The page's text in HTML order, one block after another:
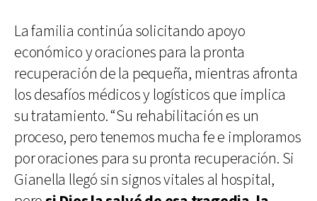
La familia continúa solicitando apoyo
económico y oraciones para la pronta
recuperación de la pequeña, mientras afronta
los desafíos médicos y logísticos que implica
su tratamiento. “Su rehabilitación es un
proceso, pero tenemos mucha fe e imploramos
por oraciones para su pronta recuperación. Si
Gianella llegó sin signos vitales al hospital,